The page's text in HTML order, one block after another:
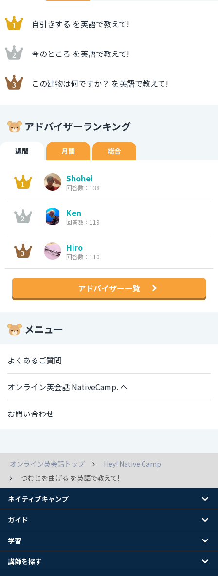
自引きする を英語で教えて!
今のところ を英語で教えて!
この建物は何ですか？ を英語で教えて!
アドバイザーランキング
週間 月間 総合
Shohei
回答数：138
Ken
回答数：119
Hiro
回答数：110
アドバイザー一覧
メニュー
よくあるご質問
オンライン英会話 NativeCamp. へ
お問い合わせ
オンライン英会話トップ
Hey! Native Camp
つむじを曲げる を英語で教えて!
ネイティブキャンプ
ガイド
学習
講師を探す